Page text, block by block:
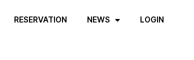
RESERVATION NEWS LOGIN